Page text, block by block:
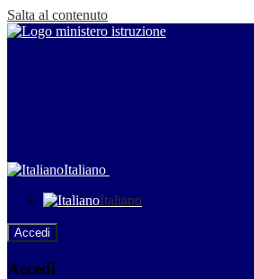
Salta al contenuto
Italiano
Italiano
Accedi
Accedi